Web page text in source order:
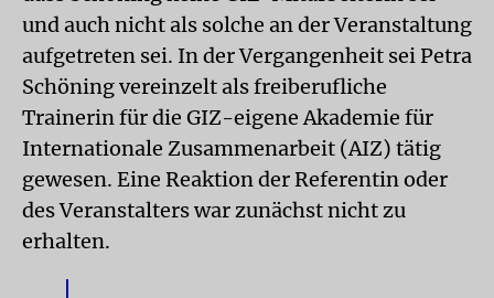
und auch nicht als solche an der Veranstaltung
aufgetreten sei. In der Vergangenheit sei Petra
Schöning vereinzelt als freiberufliche
Trainerin für die GIZ-eigene Akademie für
Internationale Zusammenarbeit (AIZ) tätig
gewesen. Eine Reaktion der Referentin oder
des Veranstalters war zunächst nicht zu
erhalten.